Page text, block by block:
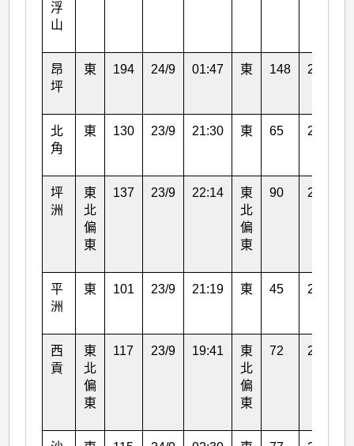
浮
山
昂
坪
東 194 24/9 01:47 東 148 24/9
北
角
東 130 23/9 21:30 東 65 23/9
坪
洲
東
北
偏
東
137 23/9 22:14
東
北
偏
東
90 23/9
平
洲
東 101 23/9 21:19 東 45 23/9
西
貢
東
北
偏
東
117 23/9 19:41
東
北
偏
東
72 23/9